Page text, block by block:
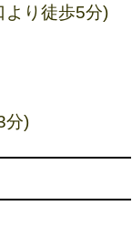
より徒歩5分)
分)